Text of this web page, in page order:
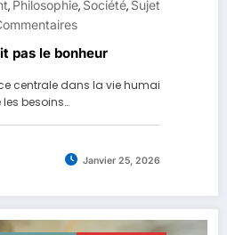
, Philosophie, Société, Sujet
pas le bonheur
centrale dans la vie humai
besoins…
Janvier 25, 2026